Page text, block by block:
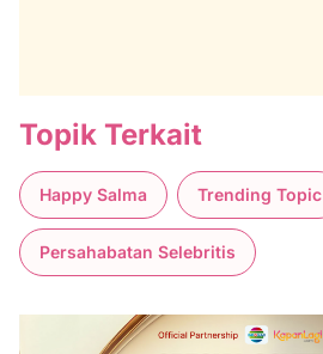
Topik Terkait
Happy Salma Trending Topic
Persahabatan Selebritis